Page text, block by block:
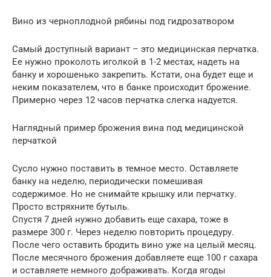
Вино из черноплодной рябины под гидрозатвором
Самый доступный вариант – это медицинская перчатка.
Ее нужно проколоть иголкой в 1-2 местах, надеть на
банку и хорошенько закрепить. Кстати, она будет еще и
неким показателем, что в банке происходит брожение.
Примерно через 12 часов перчатка слегка надуется.
Наглядный пример брожения вина под медицинской
перчаткой
Сусло нужно поставить в темное место. Оставляете
банку на неделю, периодически помешивая
содержимое. Но не снимайте крышку или перчатку.
Просто встряхните бутыль.
Спустя 7 дней нужно добавить еще сахара, тоже в
размере 300 г. Через неделю повторить процедуру.
После чего оставить бродить вино уже на целый месяц.
После месячного брожения добавляете еще 100 г сахара
и оставляете немного дображивать. Когда ягоды